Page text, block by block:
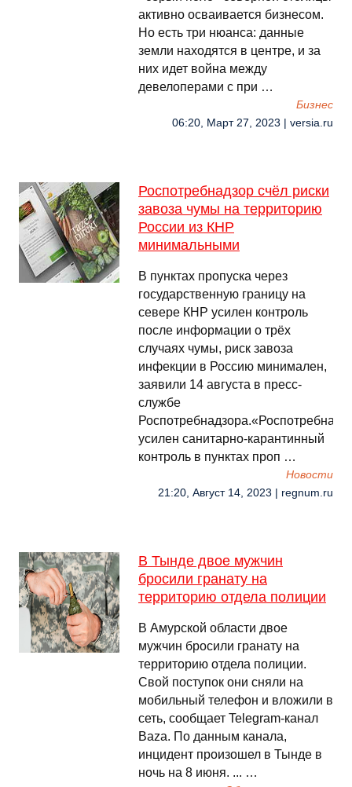
активно осваивается бизнесом.
Но есть три нюанса: данные
земли находятся в центре, и за
них идет война между
девелоперами с при …
Бизнес
06:20, Март 27, 2023 | versia.ru
Роспотребнадзор счёл риски
завоза чумы на территорию
России из КНР
минимальными
В пунктах пропуска через
государственную границу на
севере КНР усилен контроль
после информации о трёх
случаях чумы, риск завоза
инфекции в Россию минимален,
заявили 14 августа в пресс-
службе
усилен санитарно-карантинный
контроль в пунктах проп …
Новости
21:20, Август 14, 2023 | regnum.ru
В Тынде двое мужчин
бросили гранату на
территорию отдела полиции
В Амурской области двое
мужчин бросили гранату на
территорию отдела полиции.
Свой поступок они сняли на
мобильный телефон и вложили в
сеть, сообщает Telegram-канал
Baza. По данным канала,
инцидент произошел в Тынде в
ночь на 8 июня. ... …